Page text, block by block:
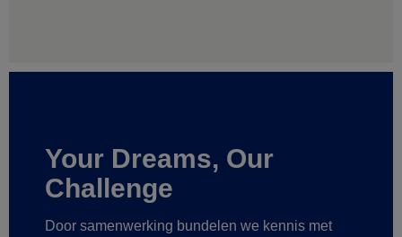
Your Dreams, Our
Challenge
Door samenwerking bundelen we kennis met